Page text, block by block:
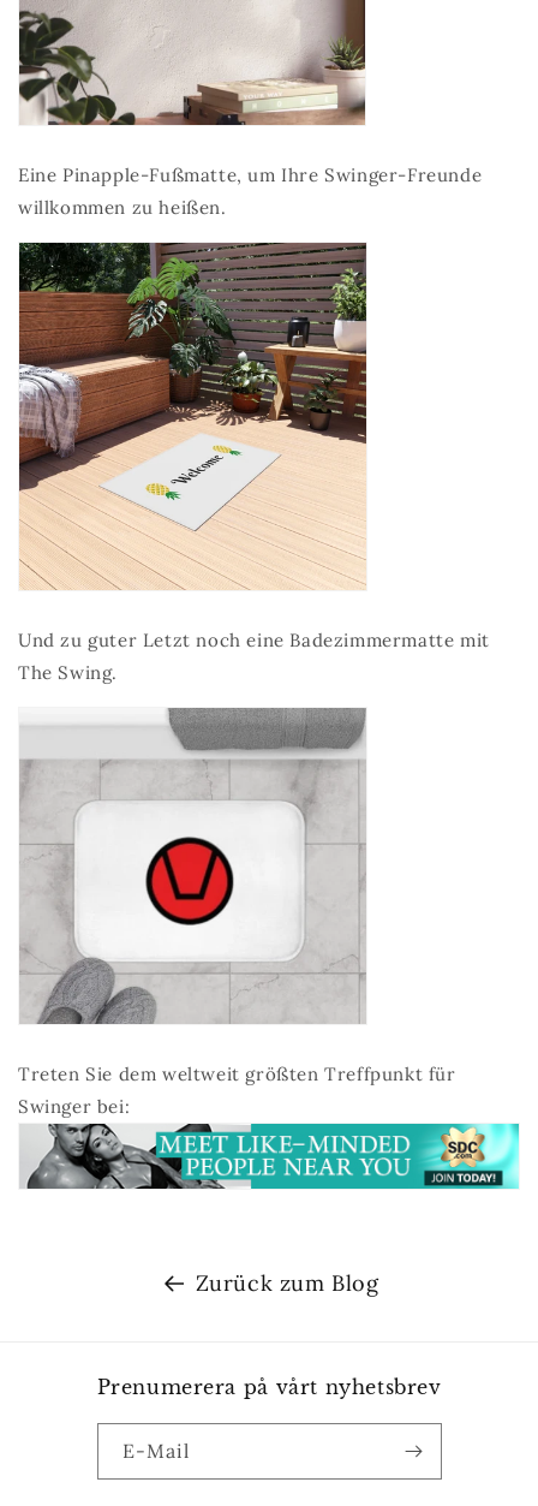
Eine Pinapple-Fußmatte, um Ihre Swinger-Freunde
willkommen zu heißen.
Und zu guter Letzt noch eine Badezimmermatte mit
The Swing.
Treten Sie dem weltweit größten Treffpunkt für
Swinger bei:
Zurück zum Blog
Prenumerera på vårt nyhetsbrev
E-Mail